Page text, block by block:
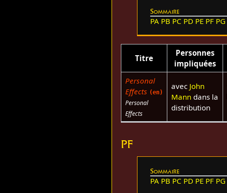
Sommaire
PA PB PC PD PE PF PG
Titre
Personnes
impliquées
Personal
Effects (en)
Personal
Effects
avec John
Manndans la
distribution
PF
Sommaire
PA PB PC PD PE PF PG